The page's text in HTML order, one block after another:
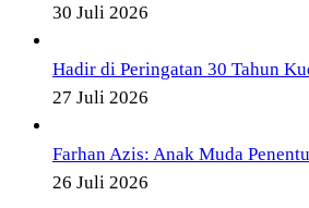
30 Juli 2026
Hadir di Peringatan 30 Tahun
27 Juli 2026
Farhan Azis: Anak Muda
26 Juli 2026